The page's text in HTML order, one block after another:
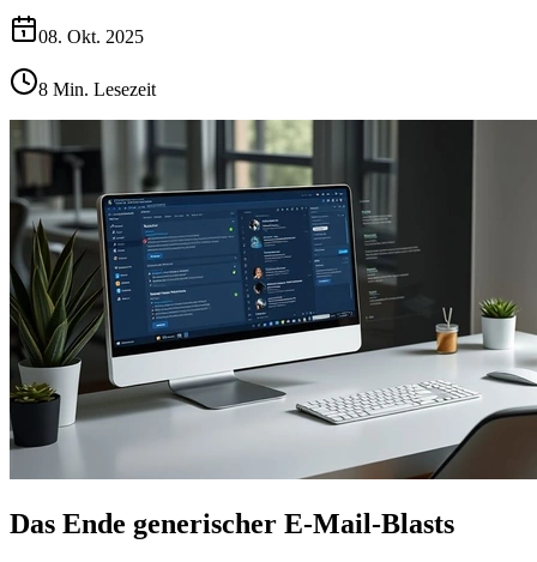
08. Okt. 2025
8 Min. Lesezeit
Das Ende generischer E-Mail-Blasts